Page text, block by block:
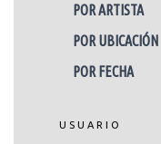
POR ARTISTA
POR UBICACIÓN
POR FECHA
USUARIO